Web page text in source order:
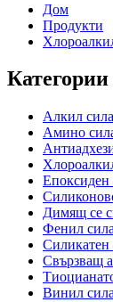
Дом
Продукти
Категории
Алкил
Амино
Епоксиден
Димящ се
Фенил
Силикатен
Свързващ
Винил